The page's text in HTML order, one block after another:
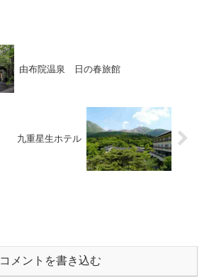
由布院温泉 日の春旅館
九重星生ホテル
コメントを書き込む